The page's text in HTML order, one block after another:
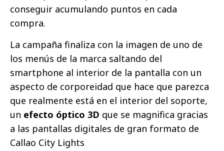
conseguir acumulando puntos en cada
compra.
La campaña finaliza con la imagen de uno de
los menús de la marca saltando del
smartphone al interior de la pantalla con un
aspecto de corporeidad que hace que parezca
que realmente está en el interior del soporte,
un efecto óptico 3D que se magnifica gracias
a las pantallas digitales de gran formato de
Callao City Lights